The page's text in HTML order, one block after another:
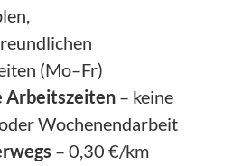
(Mo–Fr)
Arbeitszeiten – keine
Wochenendarbeit
– 0,30 €/km